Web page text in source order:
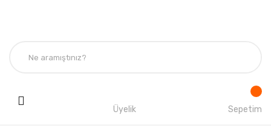
Üyelik Sepetim